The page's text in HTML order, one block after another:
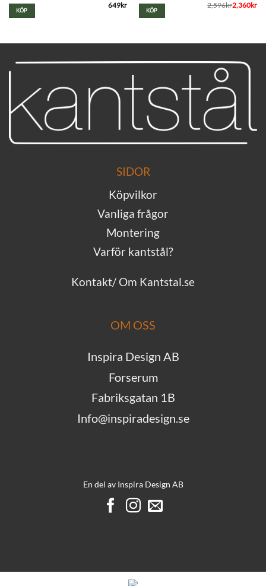
649kr
KÖP
2,596kr
Det
ursprungliga
2,360kr
Det
nuvarande
KÖP
SIDOR
Köpvilkor
Vanliga frågor
Montering
Varför kantstål?
Kontakt/ Om Kantstal.se
OM OSS
Inspira Design AB
Forserum
Fabriksgatan 1B
Info@inspiradesign.se
En del av Inspira Design AB